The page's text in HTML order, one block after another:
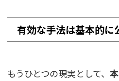
有効な手法は基本的に
もうひとつの現実として、